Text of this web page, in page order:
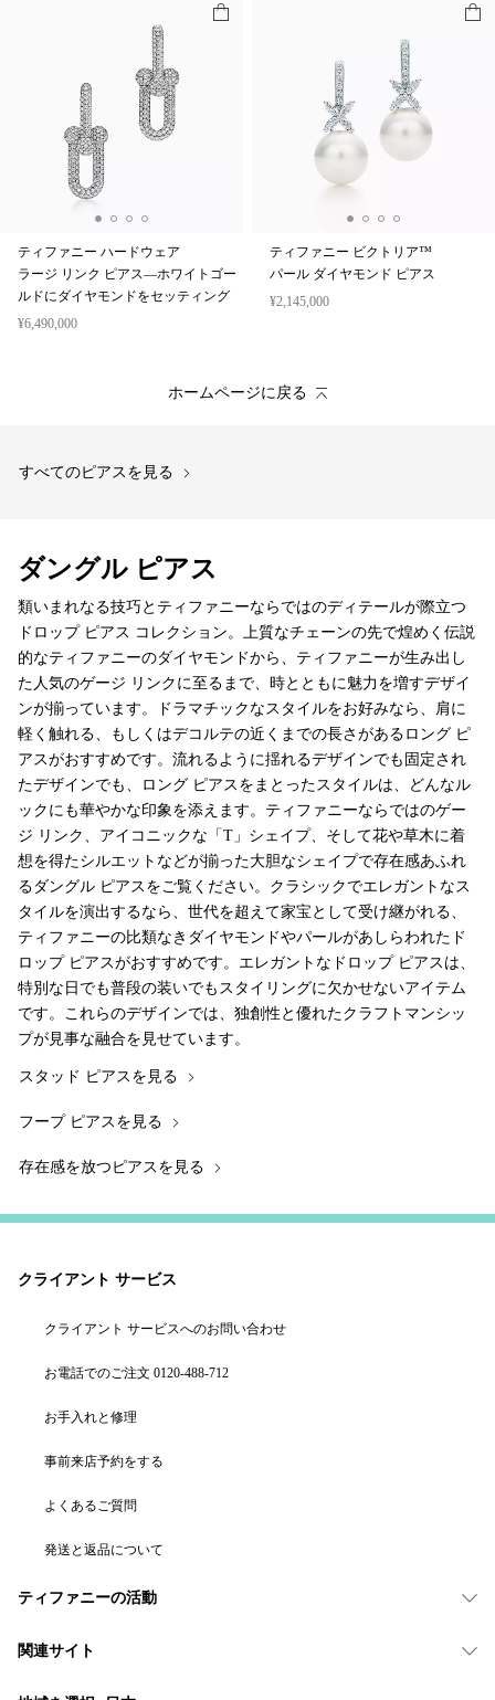
ティファニー ハードウェア
ラージ リンク ピアス—ホワイトゴー
ルドにダイヤモンドをセッティング
¥6,490,000
ティファニー ビクトリア™
パール ダイヤモンド ピアス
¥2,145,000
ホームページに戻る
すべてのピアスを見る
ダングル ピアス
類いまれなる技巧とティファニーならではのディテールが際立つ
ドロップ ピアス コレクション。上質なチェーンの先で煌めく伝説
的なティファニーのダイヤモンドから、ティファニーが生み出し
た人気のゲージ リンクに至るまで、時とともに魅力を増すデザイ
ンが揃っています。ドラマチックなスタイルをお好みなら、肩に
軽く触れる、もしくはデコルテの近くまでの長さがあるロング ピ
アスがおすすめです。流れるように揺れるデザインでも固定され
たデザインでも、ロング ピアスをまとったスタイルは、どんなル
ックにも華やかな印象を添えます。ティファニーならではのゲー
ジ リンク、アイコニックな「T」シェイプ、そして花や草木に着
想を得たシルエットなどが揃った大胆なシェイプで存在感あふれ
るダングル ピアスをご覧ください。クラシックでエレガントなス
タイルを演出するなら、世代を超えて家宝として受け継がれる、
ティファニーの比類なきダイヤモンドやパールがあしらわれたド
ロップ ピアスがおすすめです。エレガントなドロップ ピアスは、
特別な日でも普段の装いでもスタイリングに欠かせないアイテム
です。これらのデザインでは、独創性と優れたクラフトマンシッ
プが見事な融合を見せています。
スタッド ピアスを見る
フープ ピアスを見る
存在感を放つピアスを見る
クライアント サービス
クライアント サービスへのお問い合わせ
お電話でのご注文 0120-488-712
お手入れと修理
事前来店予約をする
よくあるご質問
発送と返品について
ティファニーの活動
関連サイト